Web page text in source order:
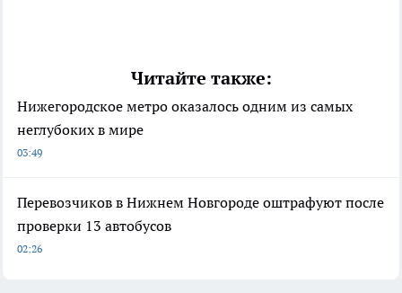
Читайте также:
Нижегородское метро оказалось одним из самых
неглубоких в мире
03:49
Перевозчиков в Нижнем Новгороде оштрафуют после
проверки 13 автобусов
02:26